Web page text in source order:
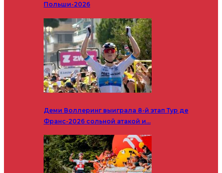
Польши-2026
Деми Воллеринг выиграла 8-й этап Тур де
Франс-2026 сольной атакой и…